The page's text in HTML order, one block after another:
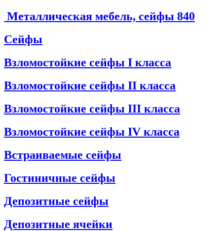
Металлическая мебель, сейфы 840
Сейфы
Взломостойкие сейфы I класса
Взломостойкие сейфы II класса
Взломостойкие сейфы III класса
Взломостойкие сейфы IV класса
Встраиваемые сейфы
Гостиничные сейфы
Депозитные сейфы
Депозитные ячейки